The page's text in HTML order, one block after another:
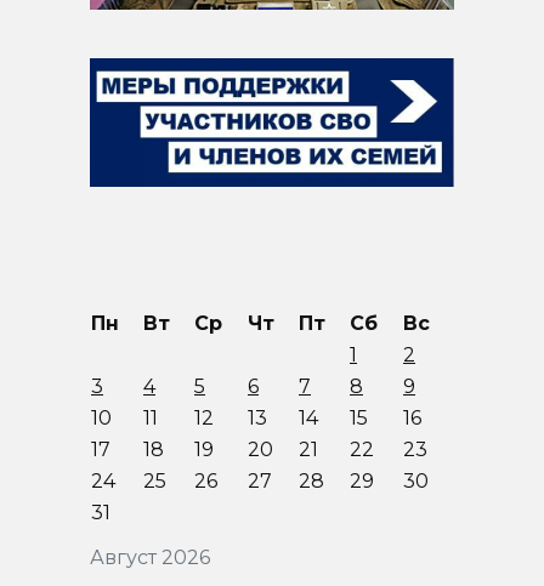
Август 2026
Пн Вт Ср Чт Пт Сб
Вс
1
2
3
4 5 6 7 8
9
10
11 12 13 14 15
16
17
18 19 20 21 22
23
24
25 26 27 28 29
30
31